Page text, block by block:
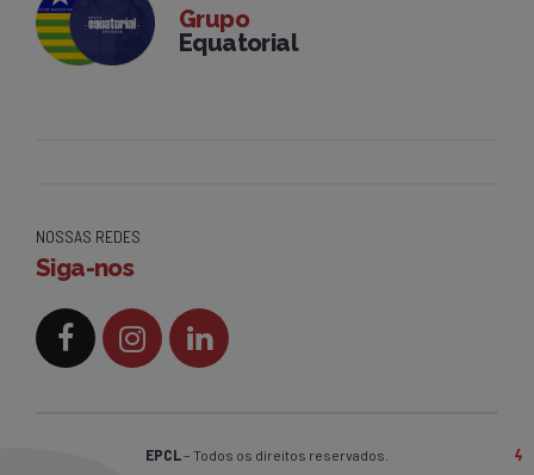
Grupo
Equatorial
NOSSAS REDES
Siga-nos
EPCL– Todos os direitos reservados.